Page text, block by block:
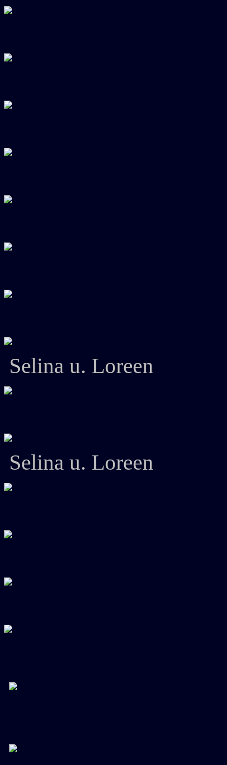
Selina u. Loreen
Selina u. Loreen